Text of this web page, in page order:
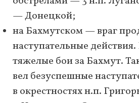
— Донецкой;
на Бахмутском — враг
наступательные
тяжелые бои за Бахмут.
вел безуспешные
в окрестностях н.п.